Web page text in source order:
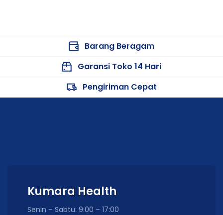
Barang Beragam
Garansi Toko 14 Hari
Pengiriman Cepat
Kumara Health
Senin – Sabtu: 9:00 – 17:00